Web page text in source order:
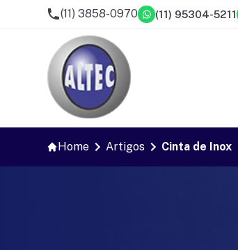
(11) 3858-0970 (11) 95304-5211
Home Artigos Cinta de Inox